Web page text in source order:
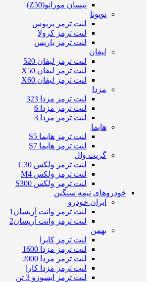
نیسان مورانو(Z50)
تویوتا
لنت ترمز پریوس
لنت ترمز کرولا
لنت ترمز یاریس
لیفان
لنت ترمز لیفان 520
لنت ترمز لیفان X50
لنت ترمز لیفان X60
مزدا
لنت ترمز مزدا 323
لنت ترمز مزدا 6
لنت ترمز مزدا 3
هایما
لنت ترمز هایما S5
لنت ترمز هایما S7
گریت وال
لنت ترمز ولکس C30
لنت ترمز ولکس M4
لنت ترمز ولکس S300
خودروهای نیمه سنگین
ایران خودرو
لنت ترمز وانت آریسان1
لنت ترمز وانت آریسان2
بهمن
لنت ترمز کاپرا
لنت ترمز مزدا 1600
لنت ترمز مزدا 2000
لنت ترمز مزدا کارا
لنت ترمز ایسوزو 3 تن